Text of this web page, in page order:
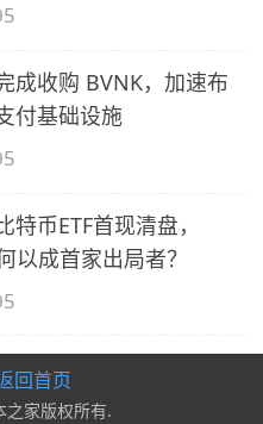
成收购 BVNK，加速布
付基础设施
特币ETF首现清盘，
以成首家出局者？
回首页
家版权所有.